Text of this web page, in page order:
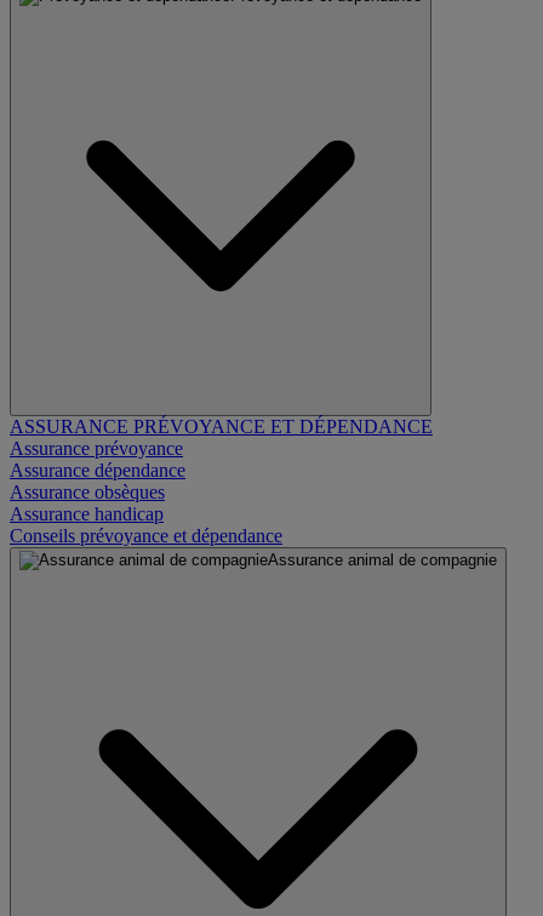
ASSURANCE PRÉVOYANCE ET DÉPENDANCE
Assurance prévoyance
Assurance dépendance
Assurance obsèques
Assurance handicap
Conseils prévoyance et dépendance
Assurance animal de compagnie